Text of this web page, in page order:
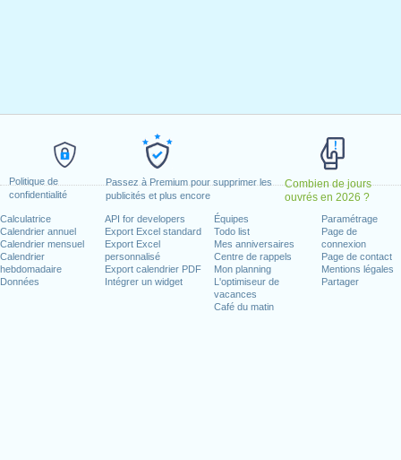
Politique de
confidentialité
Passez à Premium pour supprimer les
publicités et plus encore
Combien de jours
ouvrés en 2026 ?
Calculatrice
Calendrier annuel
Calendrier mensuel
Calendrier
hebdomadaire
Données
API for developers
Export Excel standard
Export Excel
personnalisé
Export calendrier PDF
Intégrer un widget
Équipes
Todo list
Mes anniversaires
Centre de rappels
Mon planning
L'optimiseur de
vacances
Café du matin
Paramétrage
Page de
connexion
Page de contact
Mentions légales
Partager
juin 18, 2021
: lundi, juillet 5, 2021
2021
2021
2021
décembre 24, 2021
: vendredi, décembre 31, 2021